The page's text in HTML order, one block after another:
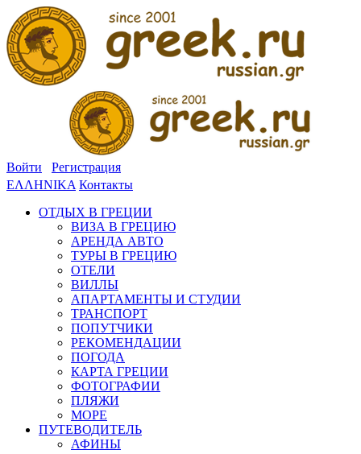
Войти
Регистрация
ΕΛΛΗΝΙΚΑ Контакты
ОТДЫХ В ГРЕЦИИ
ВИЗА В ГРЕЦИЮ
АРЕНДА АВТО
ТУРЫ В ГРЕЦИЮ
ОТЕЛИ
ВИЛЛЫ
АПАРТАМЕНТЫ И СТУДИИ
ТРАНСПОРТ
ПОПУТЧИКИ
РЕКОМЕНДАЦИИ
ПОГОДА
КАРТА ГРЕЦИИ
ФОТОГРАФИИ
ПЛЯЖИ
МОРЕ
ПУТЕВОДИТЕЛЬ
АФИНЫ